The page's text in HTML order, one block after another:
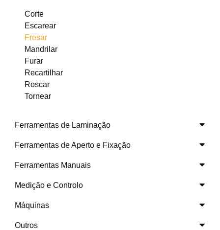
Corte
Escarear
Fresar
Mandrilar
Furar
Recartilhar
Roscar
Tornear
Ferramentas de Laminação
Ferramentas de Aperto e Fixação
Ferramentas Manuais
Medição e Controlo
Máquinas
Outros